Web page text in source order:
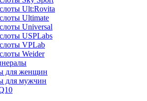
Ult:Rovita
Ultimate
Universal
USPLabs
VPLab
Weider
для женщин
для мужчин